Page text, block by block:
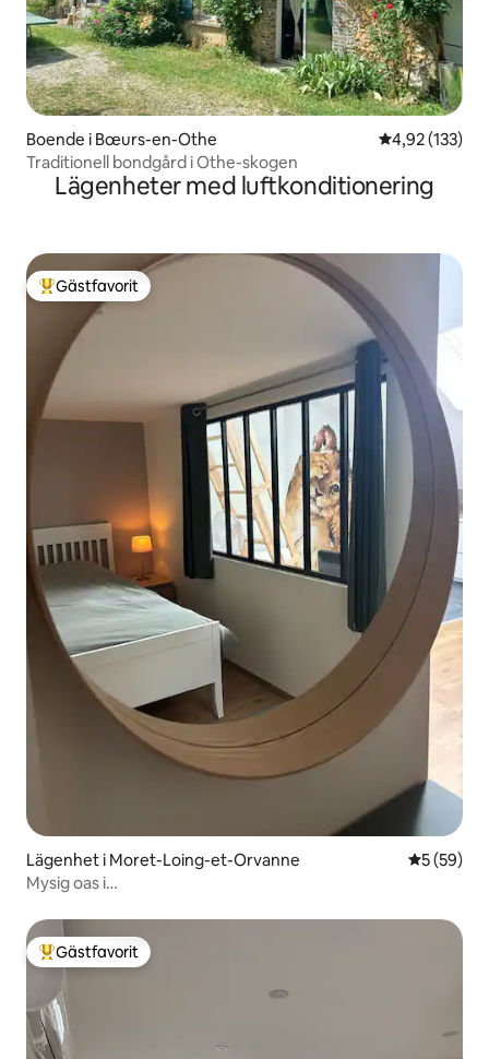
Boende i Bœurs-en-Othe 4,92 av 5 i
4,92 (133)
Traditionell bondgård i Othe-skogen
Lägenheter med luftkonditionering
Populär gästfavorit
Gästfavorit
Lägenhet i Moret-Loing-et-Orvanne 5 av 5 i
5 (59)
Mysig oas i
Populär gästfavorit
Gästfavorit